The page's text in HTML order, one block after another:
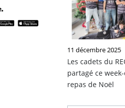
11 décembre 2025
Les cadets du
partagé ce
repas de Noël